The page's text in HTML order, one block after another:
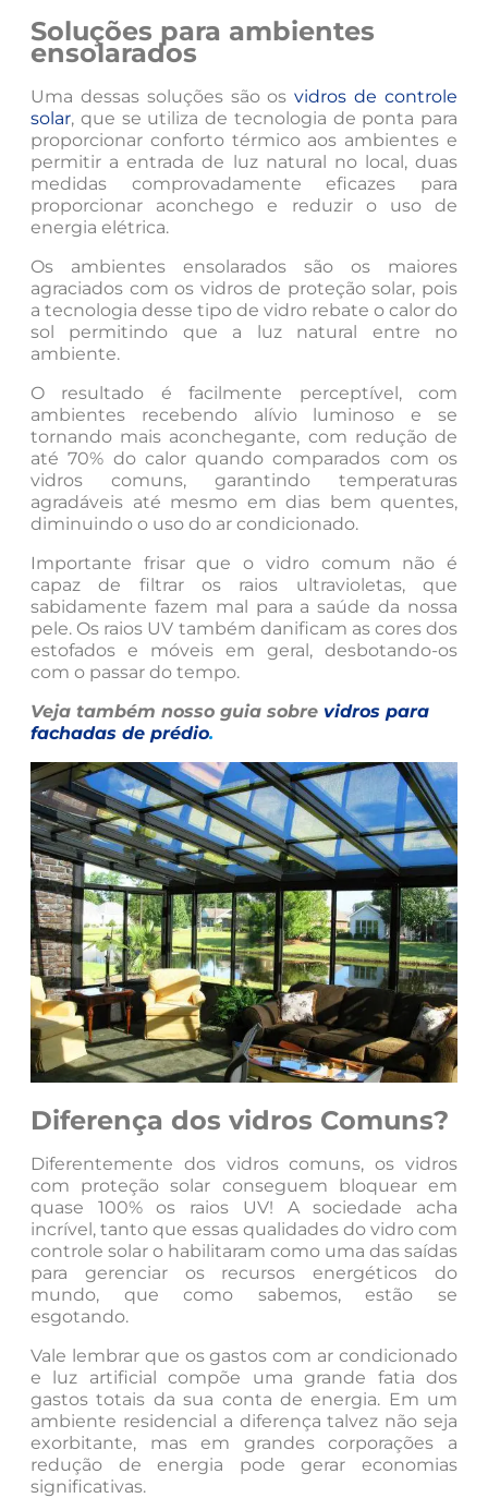
Soluções para ambientes
ensolarados
Uma dessas soluções são osvidros de controle
solar, que se utiliza de tecnologia de ponta para
proporcionar conforto térmico aos ambientes e
permitir a entrada de luz natural no local, duas
medidas comprovadamente eficazes para
proporcionar aconchego e reduzir o uso de
energia elétrica.
Os ambientes ensolarados são os maiores
agraciados com os vidros de proteção solar, pois
a tecnologia desse tipo de vidro rebate o calor do
sol permitindo que a luz natural entre no
ambiente.
O resultado é facilmente perceptível, com
ambientes recebendo alívio luminoso e se
tornando mais aconchegante, com redução de
até 70% do calor quando comparados com os
vidros comuns, garantindo temperaturas
agradáveis até mesmo em dias bem quentes,
diminuindo o uso do ar condicionado.
Importante frisar que o vidro comum não é
capaz de filtrar os raios ultravioletas, que
sabidamente fazem mal para a saúde da nossa
pele. Os raios UV também danificam as cores dos
estofados e móveis em geral, desbotando-os
com o passar do tempo.
Veja também nosso guia sobre vidros para
fachadas de prédio.
Diferença dos vidros Comuns?
Diferentemente dos vidros comuns, os vidros
com proteção solar conseguem bloquear em
quase 100% os raios UV! A sociedade acha
incrível, tanto que essas qualidades do vidro com
controle solar o habilitaram como uma das saídas
para gerenciar os recursos energéticos do
mundo, que como sabemos, estão se
esgotando.
Vale lembrar que os gastos com ar condicionado
e luz artificial compõe uma grande fatia dos
gastos totais da sua conta de energia. Em um
ambiente residencial a diferença talvez não seja
exorbitante, mas em grandes corporações a
redução de energia pode gerar economias
significativas.